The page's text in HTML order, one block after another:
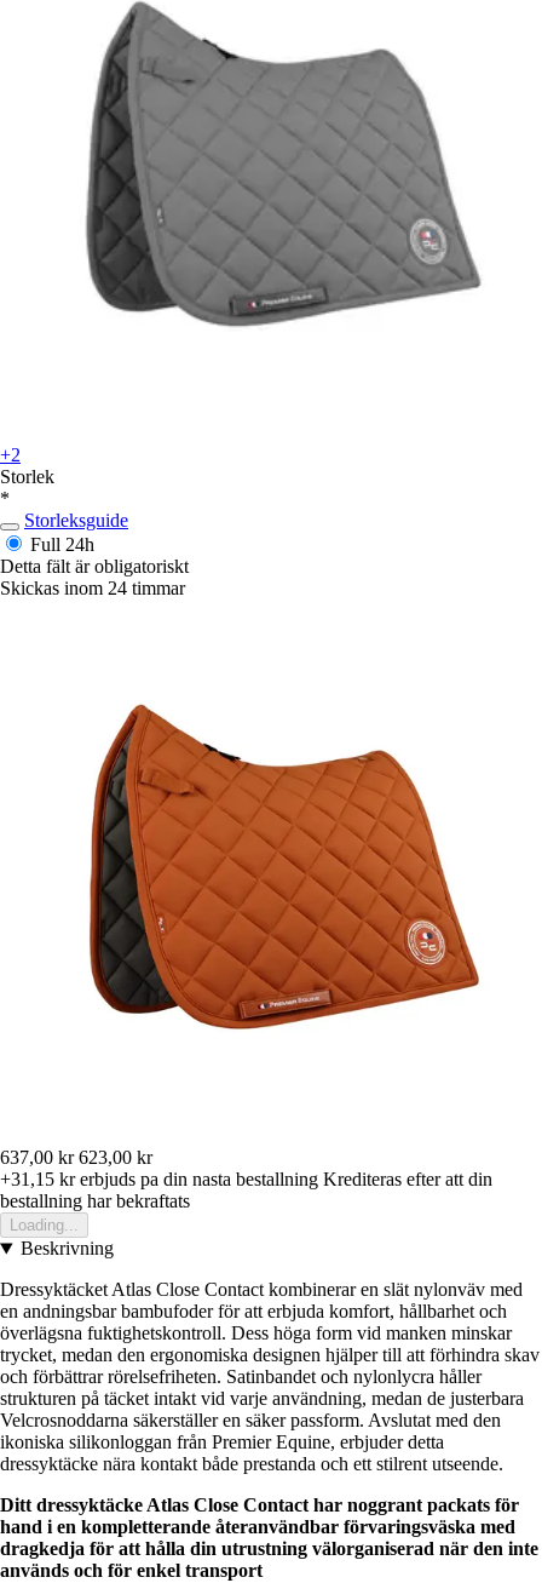
+2
Storlek
*
Storleksguide
Full 24h
Detta fält är obligatoriskt
Skickas inom 24 timmar
637,00 kr 623,00 kr
+31,15 krerbjuds pa din nasta bestallning Krediteras efter att din
bestallning har bekraftats
Loading...
Beskrivning
Dressyktäcket Atlas Close Contact kombinerar en slät nylonväv med
en andningsbar bambufoder för att erbjuda komfort, hållbarhet och
överlägsna fuktighetskontroll. Dess höga form vid manken minskar
trycket, medan den ergonomiska designen hjälper till att förhindra skav
och förbättrar rörelsefriheten. Satinbandet och nylonlycra håller
strukturen på täcket intakt vid varje användning, medan de justerbara
Velcrosnoddarna säkerställer en säker passform. Avslutat med den
ikoniska silikonloggan från Premier Equine, erbjuder detta
dressyktäcke nära kontakt både prestanda och ett stilrent utseende.
Ditt dressyktäcke Atlas Close Contact har noggrant packats för
hand i en kompletterande återanvändbar förvaringsväska med
dragkedja för att hålla din utrustning välorganiserad när den inte
används och för enkel transport